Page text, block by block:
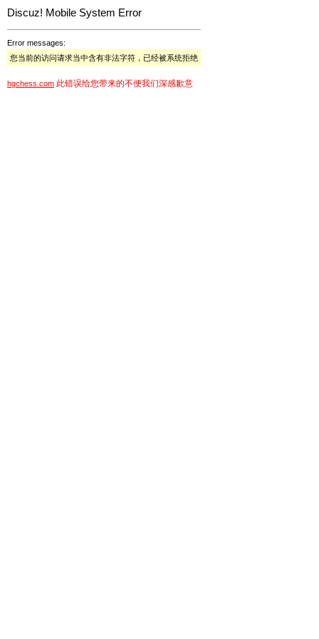
Discuz! Mobile System Error
Error messages:
您当前的访问请求当中含有非法字符，已经被系统拒绝
hgchess.com 此错误给您带来的不便我们深感歉意